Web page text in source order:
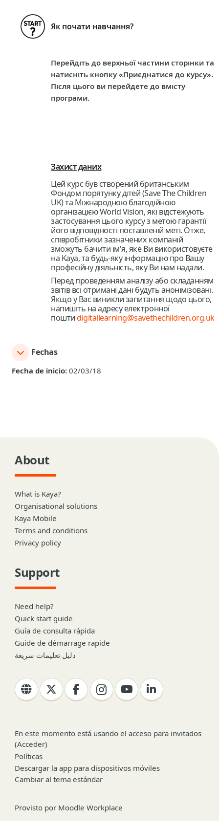
Як почати навчання?
Перейдіть до верхньої частини сторінки та
натисніть кнопку «Приєднатися до курсу».
Після цього ви перейдете до вмісту
програми.
Захист даних
Цей курс був створений британським
Фондом порятунку дітей (Save The Children
UK) та Міжнародною благодійною
організацією World Vision, які відстежують
застосування цього курсу з метою гарантії
його відповідності поставленій меті. Отже,
співробітники зазначених компаній
зможуть бачити ім'я, яке Ви використовуєте
на Kaya, та будь-яку інформацію про Вашу
професійну діяльність, яку Ви нам надали.
Перед проведенням аналізу або складанням
звітів всі отримані дані будуть анонімізовані.
Якщо у Вас виникли запитання щодо цього,
напишіть на адресу електронної
поштиdigitallearning@savethechildren.org.uk
Fechas
Fecha de inicio: 02/03/18
About
What is Kaya?
Organisational solutions
Kaya Mobile
Terms and conditions
Privacy policy
Support
Need help?
Quick start guide
Guía de consulta rápida
Guide de démarrage rapide
دليل تعليمات سريعة
En este momento está usando el acceso para invitados
(Acceder)
Políticas
Descargar la app para dispositivos móviles
Cambiar al tema estándar
Provisto por Moodle Workplace